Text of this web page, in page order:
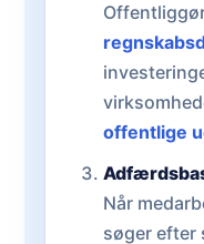
offentlige
Når
søger efter